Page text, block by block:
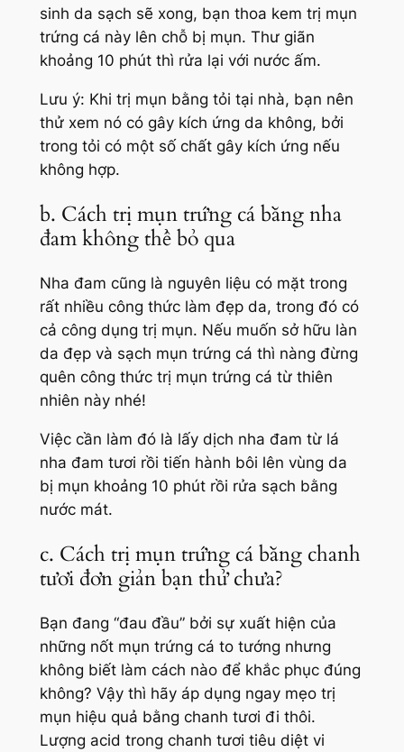
sinh da sạch sẽ xong, bạn thoa kem trị mụn
trứng cá này lên chỗ bị mụn. Thư giãn
khoảng 10 phút thì rửa lại với nước ấm.
Lưu ý: Khi trị mụn bằng tỏi tại nhà, bạn nên
thử xem nó có gây kích ứng da không, bởi
trong tỏi có một số chất gây kích ứng nếu
không hợp.
b. Cách trị mụn trứng cá bằng nha
đam không thể bỏ qua
Nha đam cũng là nguyên liệu có mặt trong
rất nhiều công thức làm đẹp da, trong đó có
cả công dụng trị mụn. Nếu muốn sở hữu làn
da đẹp và sạch mụn trứng cá thì nàng đừng
quên công thức trị mụn trứng cá từ thiên
nhiên này nhé!
Việc cần làm đó là lấy dịch nha đam từ lá
nha đam tươi rồi tiến hành bôi lên vùng da
bị mụn khoảng 10 phút rồi rửa sạch bằng
nước mát.
c. Cách trị mụn trứng cá bằng chanh
tươi đơn giản bạn thử chưa?
Bạn đang “đau đầu” bởi sự xuất hiện của
những nốt mụn trứng cá to tướng nhưng
không biết làm cách nào để khắc phục đúng
không? Vậy thì hãy áp dụng ngay mẹo trị
mụn hiệu quả bằng chanh tươi đi thôi.
Lượng acid trong chanh tươi tiêu diệt vi